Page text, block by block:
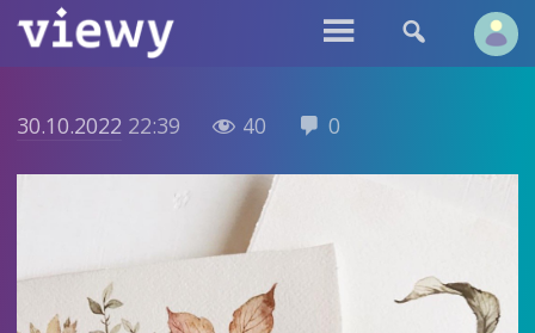
 
30.10.2022 22:39  40  0